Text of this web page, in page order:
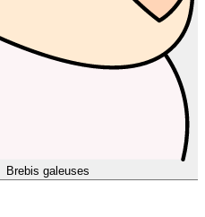
Brebis galeuses